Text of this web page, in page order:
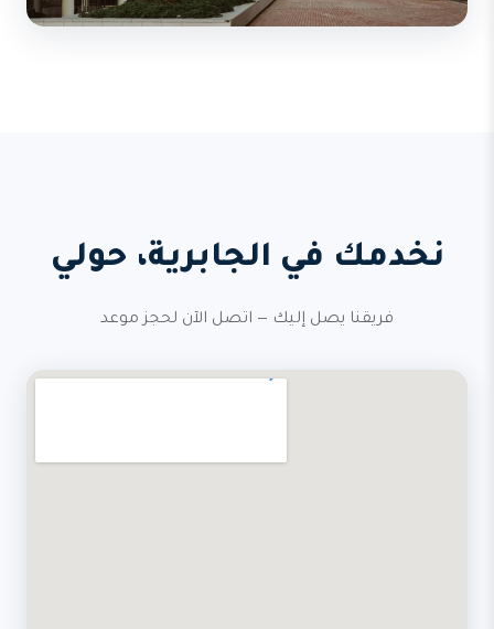
نخدمك في الجابرية، حولي
فريقنا يصل إليك — اتصل الآن لحجز موعد